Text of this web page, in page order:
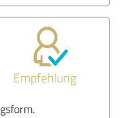
Empfehlung